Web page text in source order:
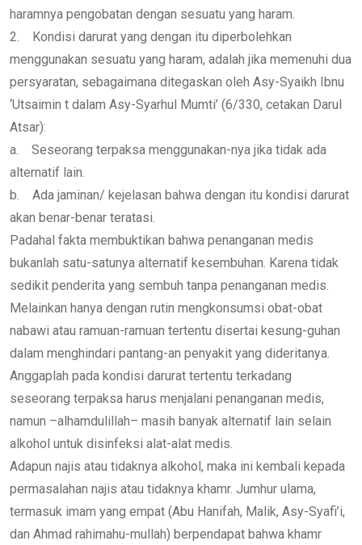
haramnya pengobatan dengan sesuatu yang haram.
2. Kondisi darurat yang dengan itu diperbolehkan
menggunakan sesuatu yang haram, adalah jika memenuhi dua
persyaratan, sebagaimana ditegaskan oleh Asy-Syaikh Ibnu
‘Utsaimin t dalam Asy-Syarhul Mumti’ (6/330, cetakan Darul
Atsar):
a. Seseorang terpaksa menggunakan-nya jika tidak ada
alternatif lain.
b. Ada jaminan/ kejelasan bahwa dengan itu kondisi darurat
akan benar-benar teratasi.
Padahal fakta membuktikan bahwa penanganan medis
bukanlah satu-satunya alternatif kesembuhan. Karena tidak
sedikit penderita yang sembuh tanpa penanganan medis.
Melainkan hanya dengan rutin mengkonsumsi obat-obat
nabawi atau ramuan-ramuan tertentu disertai kesung-guhan
dalam menghindari pantang-an penyakit yang dideritanya.
Anggaplah pada kondisi darurat tertentu terkadang
seseorang terpaksa harus menjalani penanganan medis,
namun –alhamdulillah– masih banyak alternatif lain selain
alkohol untuk disinfeksi alat-alat medis.
Adapun najis atau tidaknya alkohol, maka ini kembali kepada
permasalahan najis atau tidaknya khamr. Jumhur ulama,
termasuk imam yang empat (Abu Hanifah, Malik, Asy-Syafi’i,
dan Ahmad rahimahu-mullah) berpendapat bahwa khamr